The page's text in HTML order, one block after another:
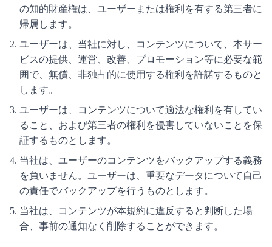
の知的財産権は、ユーザーまたは権利を有する第三者に
帰属します。
ユーザーは、当社に対し、コンテンツについて、本サー
ビスの提供、運営、改善、プロモーション等に必要な範
囲で、無償、非独占的に使用する権利を許諾するものと
します。
ユーザーは、コンテンツについて適法な権利を有してい
ること、および第三者の権利を侵害していないことを保
証するものとします。
当社は、ユーザーのコンテンツをバックアップする義務
を負いません。ユーザーは、重要なデータについて自己
の責任でバックアップを行うものとします。
当社は、コンテンツが本規約に違反すると判断した場
合、事前の通知なく削除することができます。